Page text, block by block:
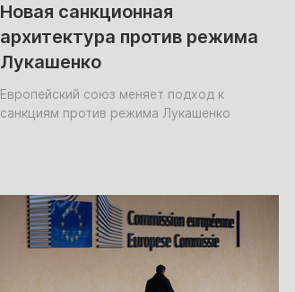
Новая санкционная
архитектура против режима
Лукашенко
Европейский союз меняет подход к
санкциям против режима Лукашенко